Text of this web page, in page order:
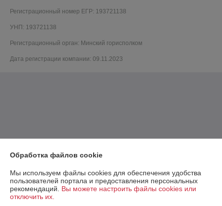
Регистрационный номер ЕГР: 193721138
УНП: 193721138
Регистрационный орган: Минский горисполком
Дата регистрации компании: 09.11.2023
Обработка файлов cookie
Мы используем файлы cookies для обеспечения удобства
пользователей портала и предоставления персональных
рекомендаций. Вы можете настроить файлы cookies или
отключить их.